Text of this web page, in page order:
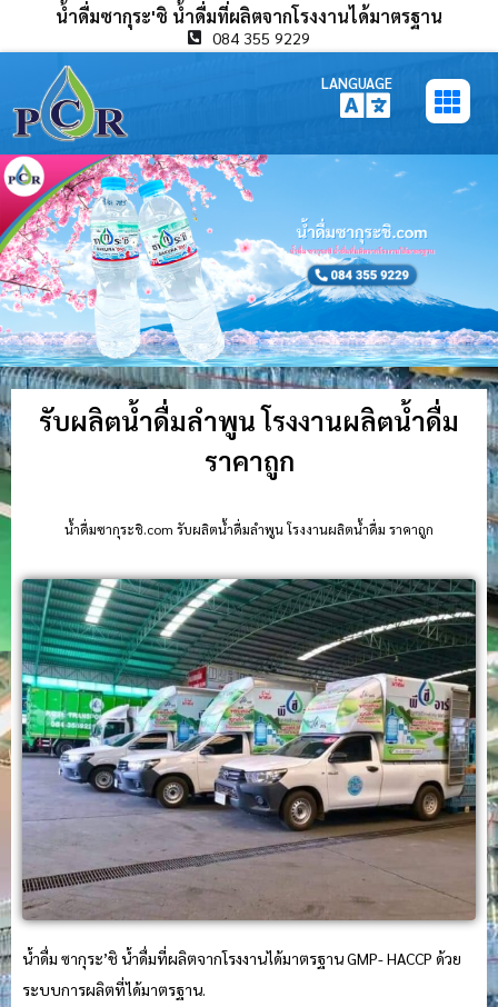
น้ำดื่มซากุระ'ชิ น้ำดื่มที่ผลิตจากโรงงานได้มาตรฐาน
084 355 9229
LANGUAGE
รับผลิตน้ำดื่มลำพูน โรงงานผลิตน้ำดื่ม
ราคาถูก
น้ําดื่มซากุระชิ.com รับผลิตน้ำดื่มลำพูน โรงงานผลิตน้ำดื่ม ราคาถูก
น้ำดื่ม ซากุระ’ชิ น้ำดื่มที่ผลิตจากโรงงานได้มาตรฐาน GMP- HACCP ด้วย
ระบบการผลิตที่ได้มาตรฐาน.